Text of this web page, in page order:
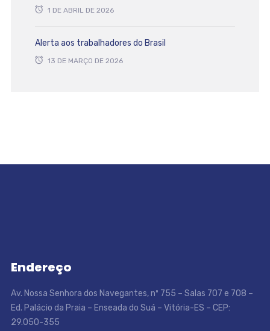
1 DE ABRIL DE 2026
Alerta aos trabalhadores do Brasil
13 DE MARÇO DE 2026
Endereço
Av. Nossa Senhora dos Navegantes, nº 755 – Salas 707 e 708 –
Ed. Palácio da Praia – Enseada do Suá – Vitória-ES – CEP:
29.050-355